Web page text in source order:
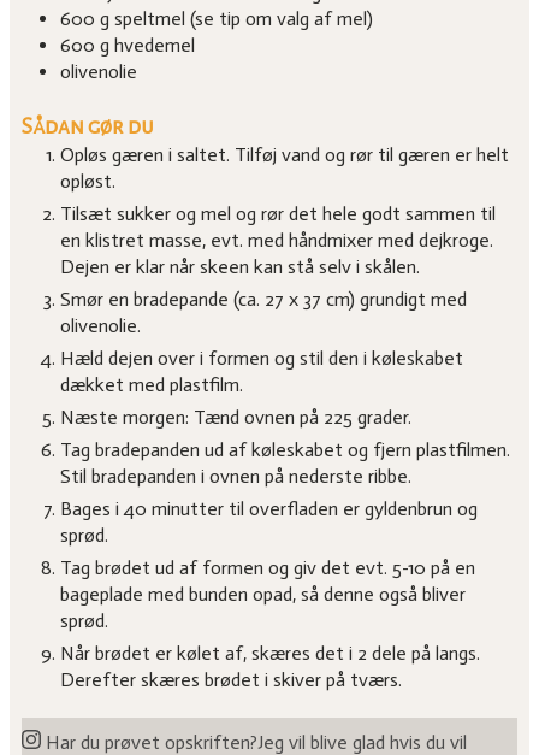
600 g speltmel (se tip om valg af mel)
600 g hvedemel
olivenolie
Sådan gør du
Opløs gæren i saltet. Tilføj vand og rør til gæren er helt
opløst.
Tilsæt sukker og mel og rør det hele godt sammen til
en klistret masse, evt. med håndmixer med dejkroge.
Dejen er klar når skeen kan stå selv i skålen.
Smør en bradepande (ca. 27 x 37 cm) grundigt med
olivenolie.
Hæld dejen over i formen og stil den i køleskabet
dækket med plastfilm.
Næste morgen: Tænd ovnen på 225 grader.
Tag bradepanden ud af køleskabet og fjern plastfilmen.
Stil bradepanden i ovnen på nederste ribbe.
Bages i 40 minutter til overfladen er gyldenbrun og
sprød.
Tag brødet ud af formen og giv det evt. 5-10 på en
bageplade med bunden opad, så denne også bliver
sprød.
Når brødet er kølet af, skæres det i 2 dele på langs.
Derefter skæres brødet i skiver på tværs.
Har du prøvet opskriften?Jeg vil blive glad hvis du vil